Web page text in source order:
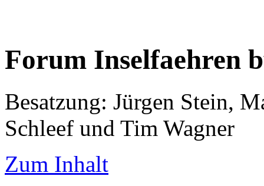
Forum Inselfaehren
Besatzung: Jürgen Stein,
Schleef und Tim Wagner
Zum Inhalt